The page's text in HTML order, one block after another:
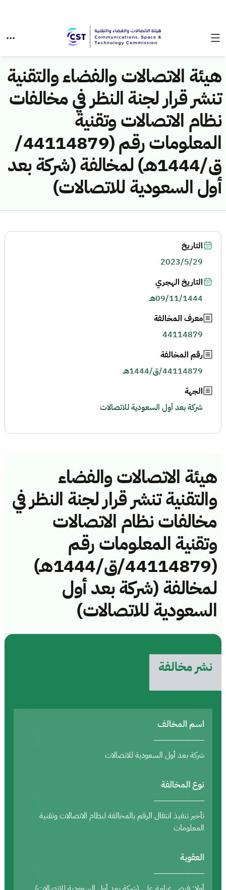
هيئة الاتصالات والفضاء والتقنية
تنشر قرار لجنة النظر في مخالفات
نظام الاتصالات وتقنية
المعلومات رقم (44114879/
ق/1444هـ) لمخالفة (شركة بعد
أول السعودية للاتصالات)
هيئة الاتصالات والفضاء
والتقنية تنشر قرار لجنة النظر في
مخالفات نظام الاتصالات
وتقنية المعلومات رقم
(44114879/ق/1444هـ)
لمخالفة (شركة بعد أول
السعودية للاتصالات)
نشر مخالفة
اسم المخالف
شركة بعد أول السعودية للاتصالات
نوع المخالفة
تأخير تنفيذ انتقال الرقم بالمخالفة لنظام الاتصالات وتقنية
المعلومات
العقوبة
التاريخ
2023/5/29
التاريخ الهجري
09/11/1444هـ
معرف المخالفة
44114879
رقم المخالفة
44114879/ق/1444هـ
الجهة
شركة بعد أول السعودية للاتصالات